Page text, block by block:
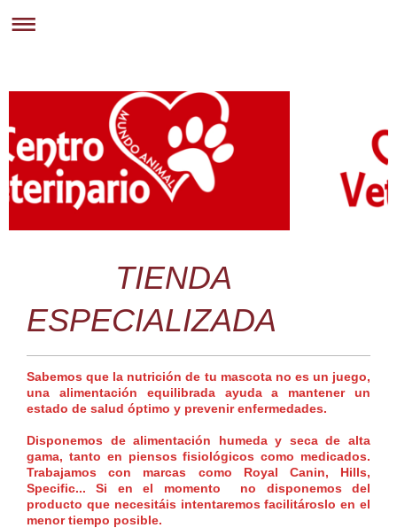
TIENDA
ESPECIALIZADA
Sabemos que la nutrición de tu mascota no es un juego,
una alimentación equilibrada ayuda a mantener un
estado de salud óptimo y prevenir enfermedades.
Disponemos de alimentación humeda y seca de alta
gama, tanto en piensos fisiológicos como medicados.
Trabajamos con marcas como Royal Canin, Hills,
Specific... Si en el momento no disponemos del
producto que necesitáis intentaremos facilitároslo en el
menor tiempo posible.